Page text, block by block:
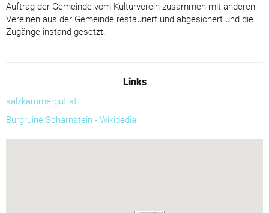
Auftrag der Gemeinde vom Kulturverein zusammen mit anderen
Vereinen aus der Gemeinde restauriert und abgesichert und die
Zugänge instand gesetzt.
Links
salzkammergut.at
Burgruine Scharnstein - Wikipedia